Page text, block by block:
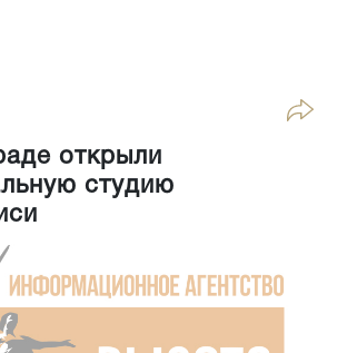
открыли
студию